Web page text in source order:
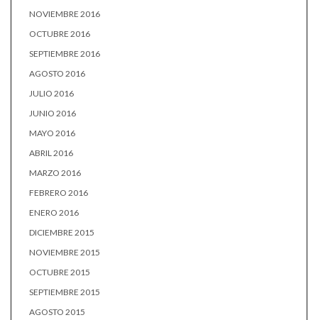
NOVIEMBRE 2016
OCTUBRE 2016
SEPTIEMBRE 2016
AGOSTO 2016
JULIO 2016
JUNIO 2016
MAYO 2016
ABRIL 2016
MARZO 2016
FEBRERO 2016
ENERO 2016
DICIEMBRE 2015
NOVIEMBRE 2015
OCTUBRE 2015
SEPTIEMBRE 2015
AGOSTO 2015